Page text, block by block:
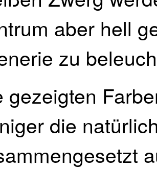
aber hell
zu
gezeigten
die